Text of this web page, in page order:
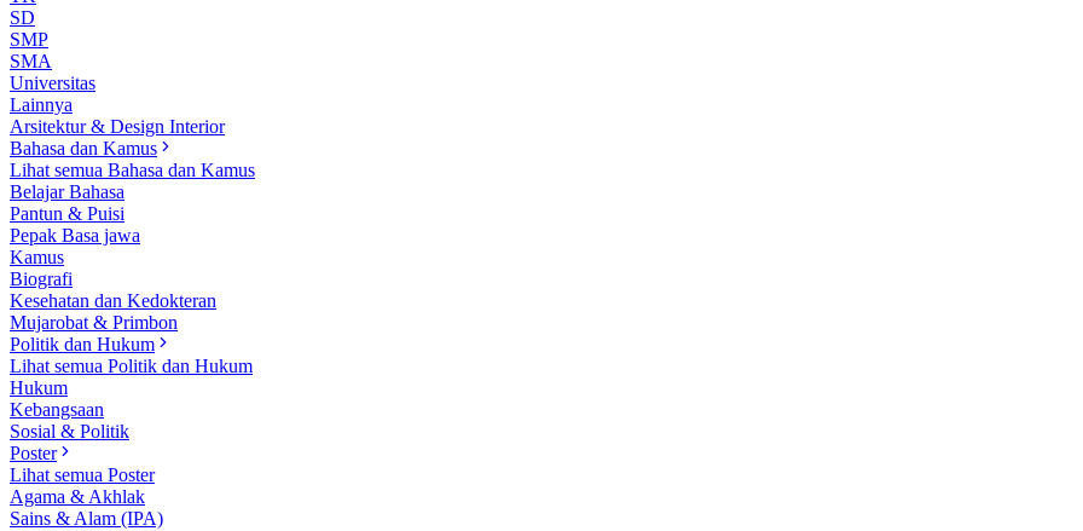
SD
SMP
SMA
Universitas
Lainnya
Arsitektur & Design Interior
Bahasa dan Kamus
Lihat semua Bahasa dan Kamus
Belajar Bahasa
Pantun & Puisi
Pepak Basa jawa
Kamus
Biografi
Kesehatan dan Kedokteran
Mujarobat & Primbon
Politik dan Hukum
Lihat semua Politik dan Hukum
Hukum
Kebangsaan
Sosial & Politik
Poster
Lihat semua Poster
Agama & Akhlak
Sains & Alam (IPA)